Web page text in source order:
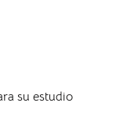
su estudio